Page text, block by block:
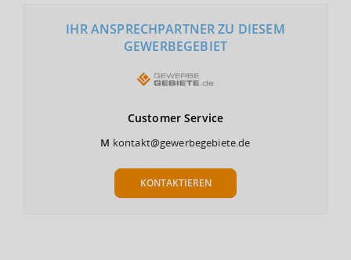
IHR ANSPRECHPARTNER ZU DIESEM
GEWERBEGEBIET
Customer Service
M kontakt@gewerbegebiete.de
KONTAKTIEREN